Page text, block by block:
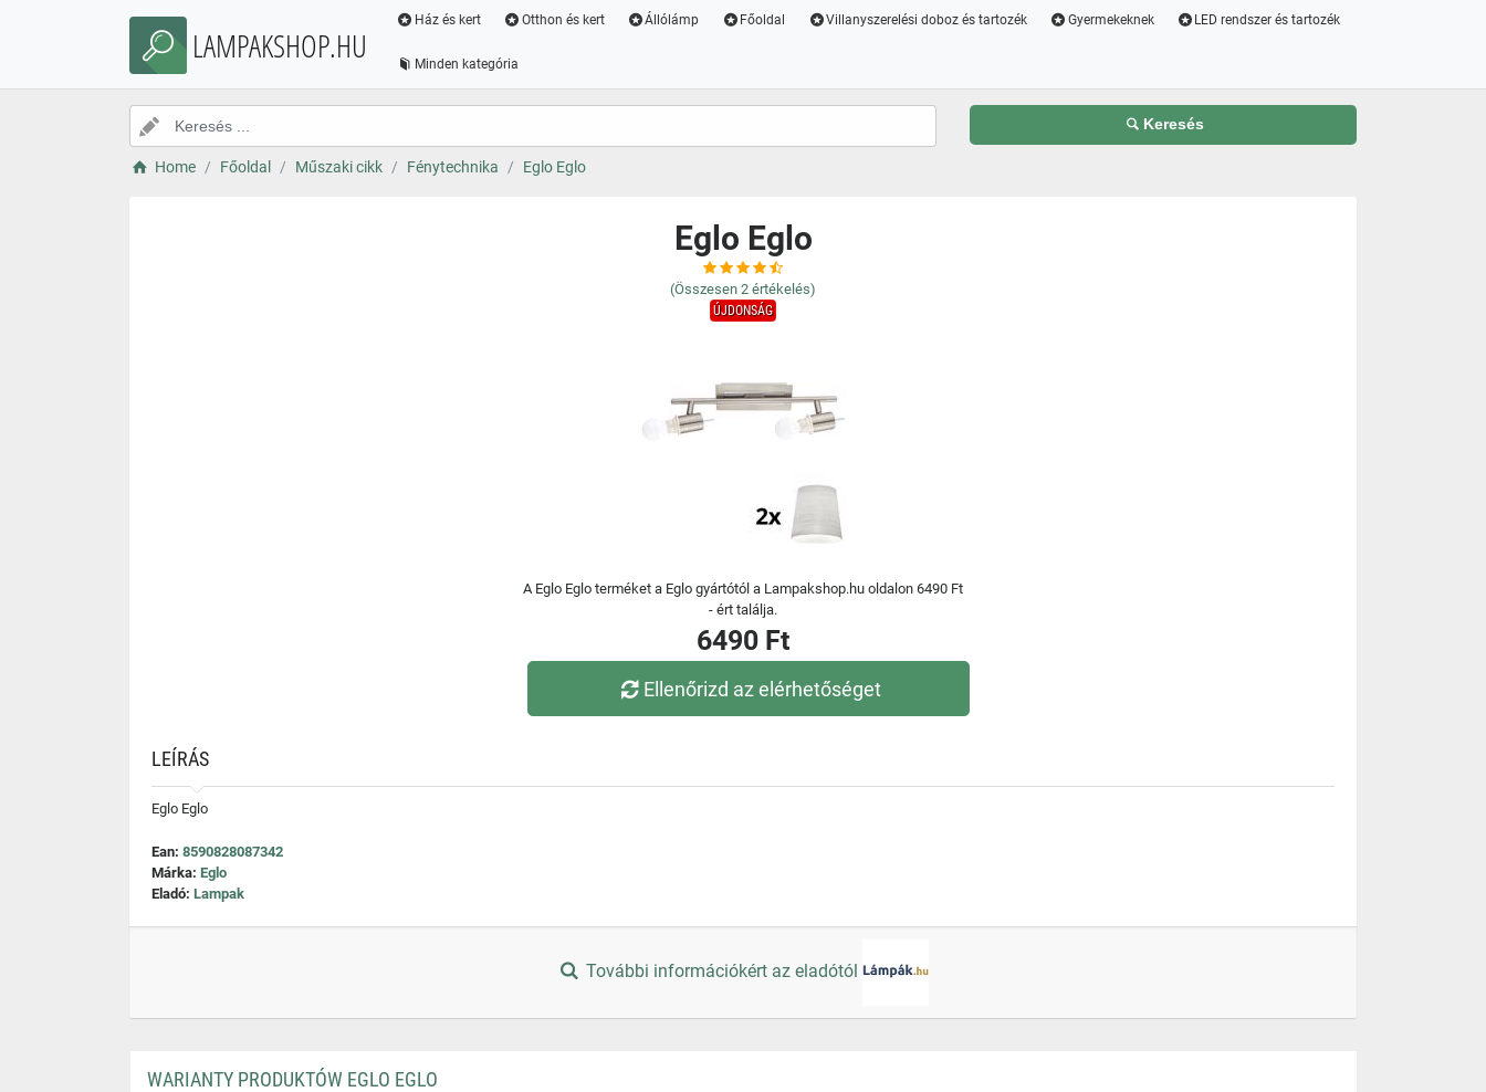
LAMPAKSHOP.HU
Ház és kert Otthon és kert Állólámp Főoldal Villanyszerelési doboz és tartozék Gyermekeknek LED rendszer és tartozék
Minden kategória
Keresés
Home Főoldal Műszaki cikk Fénytechnika Eglo Eglo
Eglo Eglo
(Összesen 2 értékelés)
ÚJDONSÁG
A Eglo Eglo terméket a Eglo gyártótól a Lampakshop.hu oldalon 6490 Ft
- ért találja.
6490 Ft
Ellenőrizd az elérhetőséget
LEÍRÁS
Eglo Eglo
Ean: 8590828087342
Márka: Eglo
Eladó: Lampak
További információkért az eladótól
WARIANTY PRODUKTÓW EGLO EGLO